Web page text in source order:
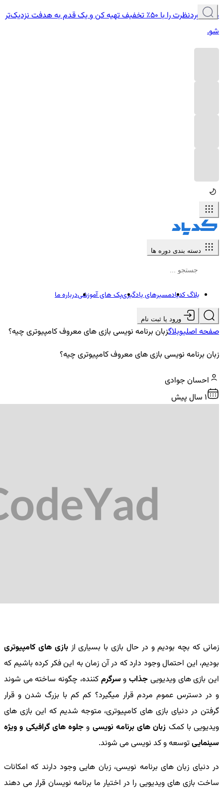
دوره موردنظرت را با ۵۰٪ تخفیف تهیه کن و یک قدم به هدفت نزدیک‌تر
شو.
دسته بندی دوره ها
بلاگ کدیادمسیرهای یادگیریپک های آموزشیدرباره ما
ورود یا ثبت نام
صفحه اصلیوبلاگزبان برنامه نویسی بازی های معروف کامپیوتری چیه؟
زبان برنامه نویسی بازی های معروف کامپیوتری چیه؟
احسان جوادی
1 سال پیش
زمانی که بچه بودیم و در حال بازی با بسیاری از بازی های کامپیوتری
بودیم، این احتمال وجود دارد که در آن زمان به این فکر کرده باشیم که
این بازی های ویدیویی جذاب و سرگرمکننده، چگونه ساخته می شوند
و در دسترس عموم مردم قرار میگیرد؟ کم کم با بزرگ شدن و قرار
گرفتن در دنیای بازی های کامپیوتری، متوجه شدیم که این بازی های
ویدیویی با کمک زبان های برنامه نویسی و جلوه های گرافیکی و ویژه
سینماییتوسعه و کد نویسی می شوند.
در دنیای زبان های برنامه نویسی، زبان هایی وجود دارند که امکانات
ساخت بازی های ویدیویی را در اختیار ما برنامه نویسان قرار می دهند